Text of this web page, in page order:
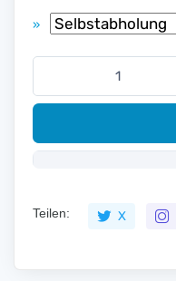
»
Teilen: X